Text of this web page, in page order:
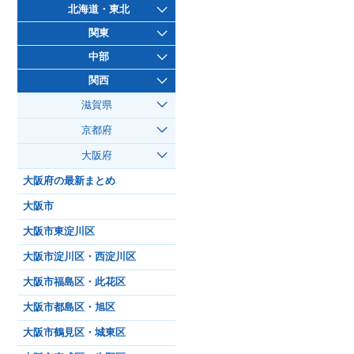
北海道・東北
関東
中部
関西
滋賀県
京都府
大阪府
大阪府の最新まとめ
大阪市
大阪市東淀川区
大阪市淀川区・西淀川区
大阪市福島区・此花区
大阪市都島区・旭区
大阪市鶴見区・城東区